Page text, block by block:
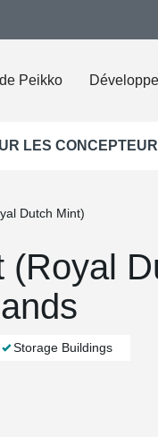
Peikko
LES
Dutch Mint)
(Royal
Storage Buildings